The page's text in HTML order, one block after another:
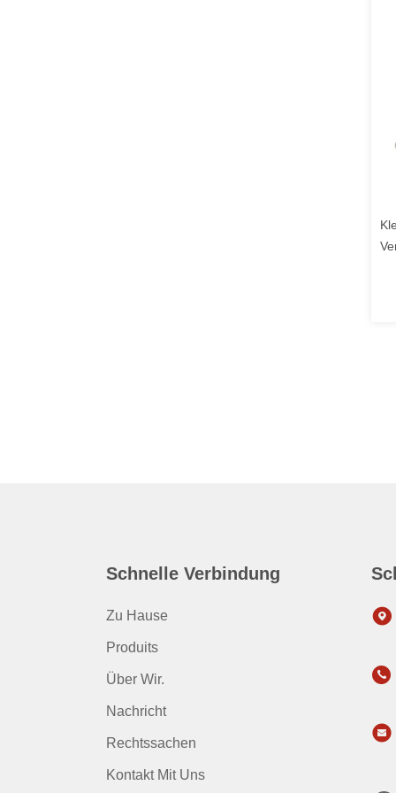
Schnelle Verbindung
Zu Hause
Produits
Über Wir.
Nachricht
Rechtssachen
Kontakt Mit Uns